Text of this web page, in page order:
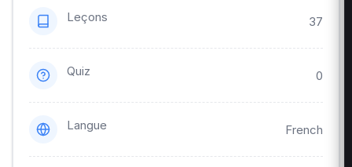
Leçons 37
Quiz 0
Langue French